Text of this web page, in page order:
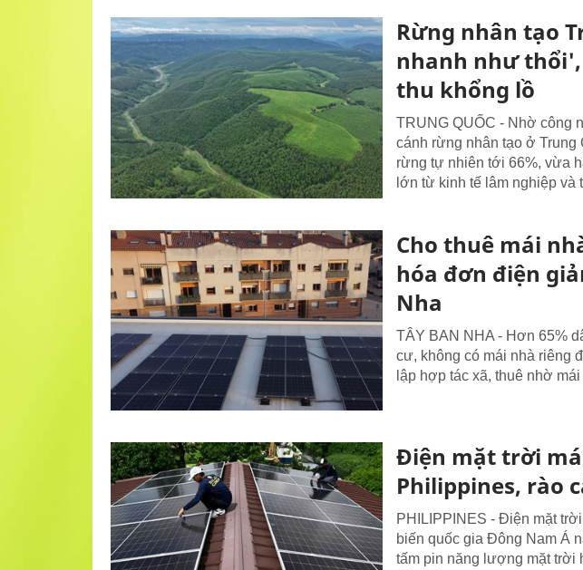
Rừng nhân tạo
nhanh như
thu khổng lồ
TRUNG QUỐC - Nhờ công
cánh rừng nhân tạo ở Trung
rừng tự nhiên tới 66%, vừa
lớn từ kinh tế lâm nghiệp và
Cho thuê mái
hóa đơn điện
Nha
TÂY BAN NHA - Hơn 65%
cư, không có mái nhà riêng
lập hợp tác xã, thuê nhờ
Điện mặt trời
Philippines, rào
PHILIPPINES - Điện mặt
biến quốc gia Đông Nam Á
tấm pin năng lượng mặt trời